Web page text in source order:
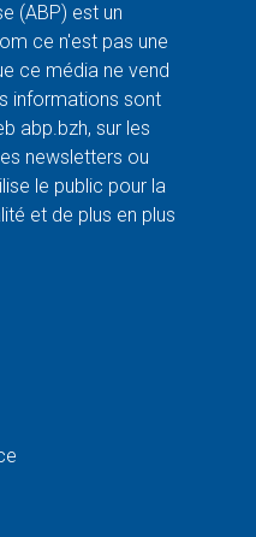
(ABP) est un
ce n'est pas une
ce média ne vend
informations sont
abp.bzh, sur les
newsletters ou
le public pour la
et de plus en plus